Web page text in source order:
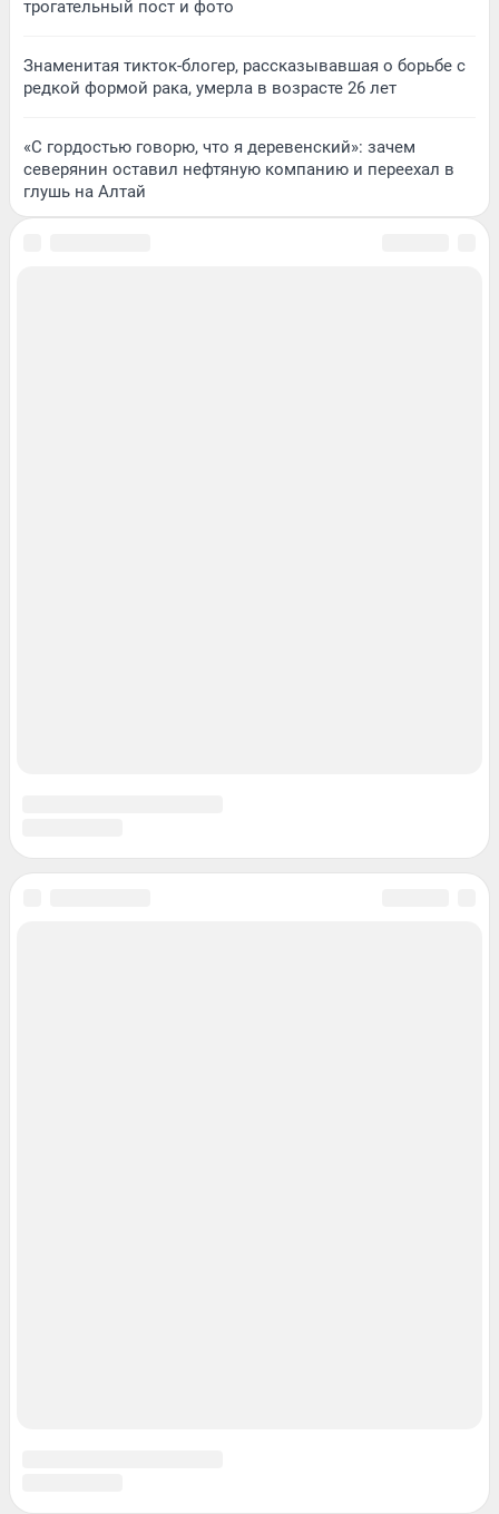
трогательный пост и фото
Знаменитая тикток-блогер, рассказывавшая о борьбе с
редкой формой рака, умерла в возрасте 26 лет
«С гордостью говорю, что я деревенский»: зачем
северянин оставил нефтяную компанию и переехал в
глушь на Алтай